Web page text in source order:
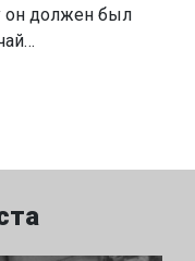
он должен был